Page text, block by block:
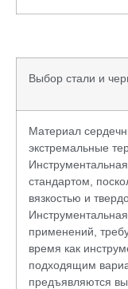
Выбор стали и
Материал
экстремальные
стандартом,
вязкостью и
применений,
время как
подходящим
предъявляются